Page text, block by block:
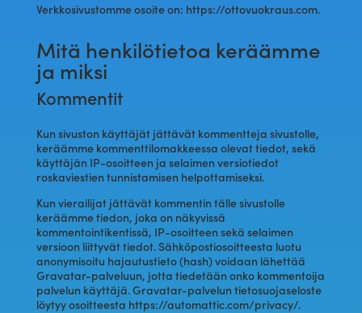
Verkkosivustomme osoite on: https://ottovuokraus.com.
Mitä henkilötietoa keräämme
ja miksi
Kommentit
Kun sivuston käyttäjät jättävät kommentteja sivustolle,
keräämme kommenttilomakkeessa olevat tiedot, sekä
käyttäjän IP-osoitteen ja selaimen versiotiedot
roskaviestien tunnistamisen helpottamiseksi.
Kun vierailijat jättävät kommentin tälle sivustolle
keräämme tiedon, joka on näkyvissä
kommentointikentissä, IP-osoitteen sekä selaimen
versioon liittyvät tiedot. Sähköpostiosoitteesta luotu
anonymisoitu hajautustieto (hash) voidaan lähettää
Gravatar-palveluun, jotta tiedetään onko kommentoija
palvelun käyttäjä. Gravatar-palvelun tietosuojaseloste
löytyy osoitteesta https://automattic.com/privacy/.